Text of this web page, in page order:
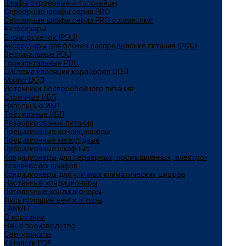
Шкафы серверные и Колокейшн
Серверные шкафы серия PRO
Серверные шкафы серии PRO с ламелями
Аксессуары
Блоки розеток (PDU)
Аксессуары для блоков распределения питания (PDU)
Вертикальные PDU
Горизонтальные PDU
Система изоляции коридоров ЦОД
Микро ЦОД
Источники бесперебойного питания
Стоечные ИБП
Напольные ИБП
Трёхфазные ИБП
Резервирование питания
Прецизионные кондиционеры
Прецизионные межрядные
Прецизионные шкафные
Кондиционеры для серверных, промышленных, электро-
технических шкафов
Кондиционеры для уличных климатических шкафов
Настенные кондиционеры
Потолочные кондиционеры
Фильтрующие вентиляторы
LANMIR
О компании
Наше производство
Сертификаты
Каталоги PDF